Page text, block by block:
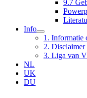
9.7
Info
1. Informatie
2. Disclaimer
3. Liga van
NL
UK
DU